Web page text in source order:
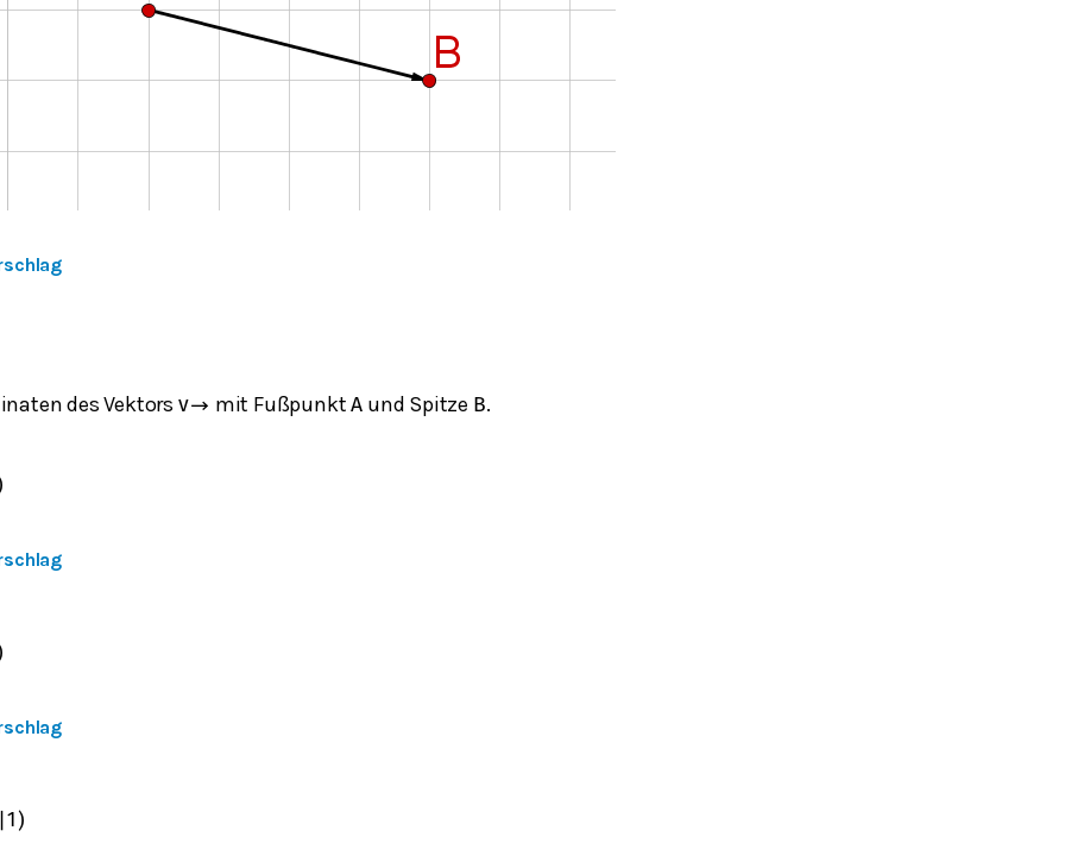
des Vektors v→ mit FußpunktA und Spitze B.
1 )